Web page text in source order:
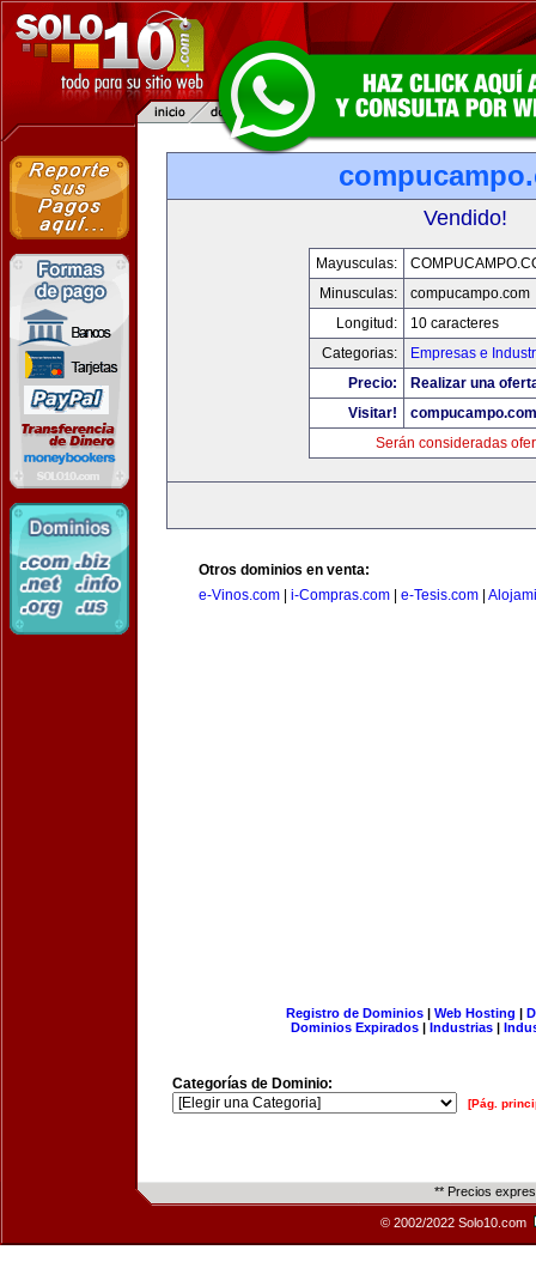
Vendido!
Mayusculas:
Minusculas:
compucampo.com
Longitud:
10 caracteres
Categorias:
Empresas e
Precio:
Realizar una
Visitar!
compucampo.com
Serán consideradas
Otros dominios en venta:
e-Vinos.com
i-Compras.com e-Tesis.com
Registro de Dominios| Web Hosting |
Dominios Expirados | Industrias |
Categorías de Dominio:
[Pág.
** Precios
© 2002/2022 Solo10.com